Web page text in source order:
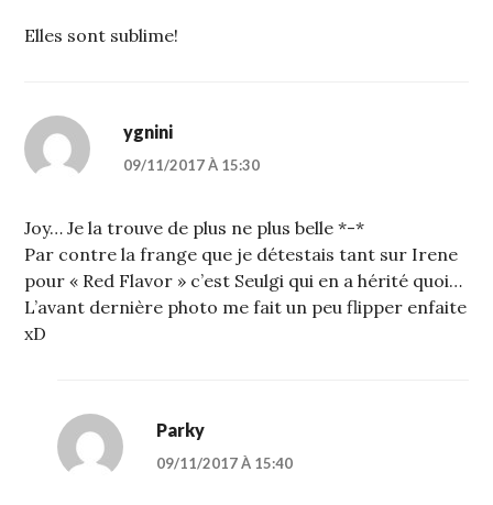
Elles sont sublime!
ygnini
09/11/2017 À 15:30
Joy… Je la trouve de plus ne plus belle *-*
Par contre la frange que je détestais tant sur Irene
pour « Red Flavor » c’est Seulgi qui en a hérité quoi…
L’avant dernière photo me fait un peu flipper enfaite
xD
Parky
09/11/2017 À 15:40